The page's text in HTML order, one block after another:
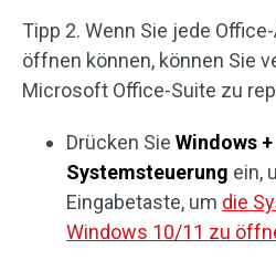
Tipp 2. Wenn Sie jede
öffnen können, können Sie
Microsoft Office-Suite zu
Drücken Sie Windows +
Systemsteuerung ein,
Eingabetaste, um die
Windows 10/11 zu